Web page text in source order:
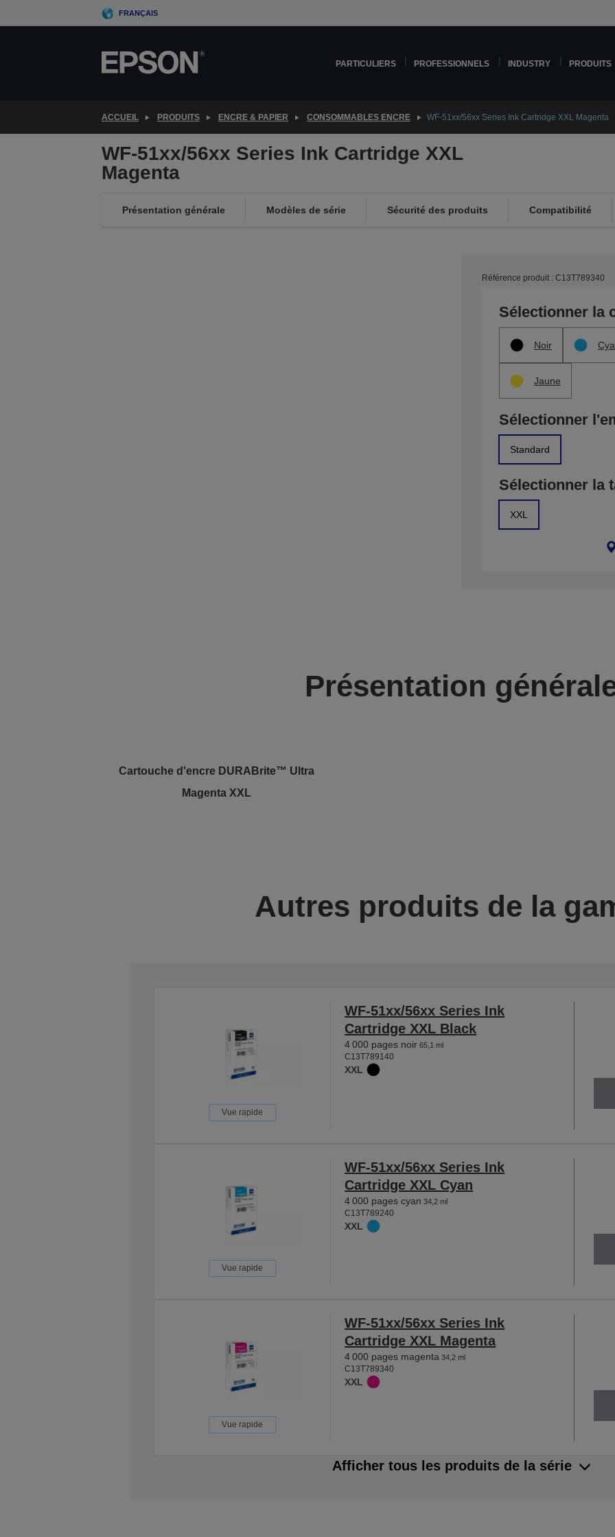
to
FRANÇAIS
PARTICULIERS PROFESSIONNELS INDUSTRY PRODUITS
ACCUEIL PRODUITS ENCRE & PAPIER CONSOMMABLES ENCRE WF-51xx/56xx Series Ink Cartridge XXL Magenta
WF-51xx/56xx Series Ink Cartridge XXL
Magenta
Présentation générale Modèles de série Sécurité des produits Compatibilité
Référence produit : C13T789340
Sélectionner la
Noir
Jaune
Sélectionner
Standard
Sélectionner la
XXL
Présentation
Cartouche d'encre DURABrite™ Ultra
Magenta XXL
Autres produits de la
Vue rapide
WF-51xx/56xx Series Ink
Cartridge XXL Black
4 000 pages noir 65,1 ml
C13T789140
XXL
Vue rapide
WF-51xx/56xx Series Ink
Cartridge XXL Cyan
4 000 pages cyan 34,2 ml
C13T789240
XXL
Vue rapide
WF-51xx/56xx Series Ink
Cartridge XXL Magenta
4 000 pages magenta 34,2 ml
C13T789340
XXL
Afficher tous les produits de la série